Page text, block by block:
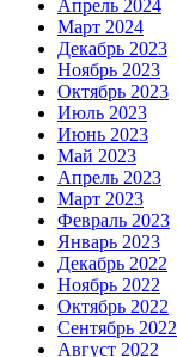
Апрель 2024
Март 2024
Декабрь 2023
Ноябрь 2023
Октябрь 2023
Июль 2023
Июнь 2023
Май 2023
Апрель 2023
Март 2023
Февраль 2023
Январь 2023
Декабрь 2022
Ноябрь 2022
Октябрь 2022
Сентябрь 2022
Август 2022